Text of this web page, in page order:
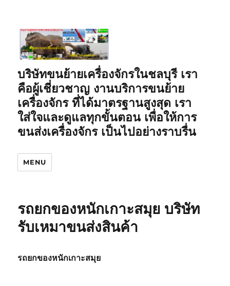
บริษัทขนย้ายเครื่องจักรในชลบุรี เรา
คือผู้เชี่ยวชาญ งานบริการขนย้าย
เครื่องจักร ที่ได้มาตรฐานสูงสุด เรา
ใส่ใจและดูแลทุกขั้นตอน เพื่อให้การ
ขนส่งเครื่องจักร เป็นไปอย่างราบรื่น
MENU
รถยกของหนักเกาะสมุย บริษัท
รับเหมาขนส่งสินค้า
รถยกของหนักเกาะสมุย